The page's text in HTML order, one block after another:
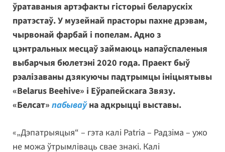
ўратаваныя артэфакты гісторыі беларускіх
пратэстаў. У музейнай прасторы пахне дрэвам,
чырвонай фарбай і попелам. Адно з
цэнтральных месцаў займаюць напаўспаленыя
выбарчыя бюлетэні 2020 года. Праект быў
рэалізаваны дзякуючы падтрымцы ініцыятывы
«Belarus Beehive» і Еўрапейскага Звязу.
«Белсат» пабываўна адкрыцці выставы.
«„Дэпатрыяцыя“ – гэта калі Patria – Радзіма – ужо
не можа ўтрымліваць свае знакі. Калі